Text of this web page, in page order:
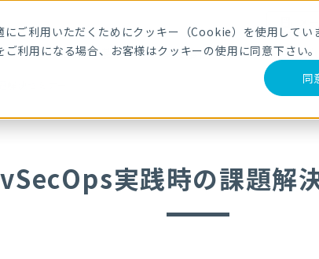
ご利用いただくためにクッキー（Cookie）を使用してい
利用になる場合、お客様はクッキーの使用に同意下さい。
同
メ
サービス・製品 導入事例 セミナー ブ
実践時の課題解